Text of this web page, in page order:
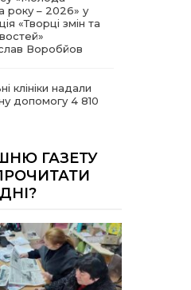
року – 2026» у
«Творці змін та
Воробйов
клініки надали
допомогу 4 810
не платити
комунальних
про що йдеться
коли
втрачають
та статус
переміщеної
ГАЗЕТУ